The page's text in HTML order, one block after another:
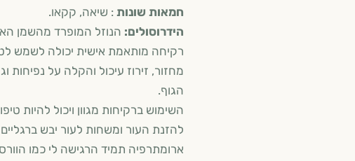
חמאות שונות : שיאה, קקאו.
הידרוסולים: הנוזל המופרד מהשמן
רקיחה מותאמת אישית יכולה לשמש
מחזור, זירוז עיכול והקלה על נפיחות
הגוף.
השימוש ברקיחות מגוון ויכול להיות
להזנת העור ומשחות לעור יבש
ארומתרפיה תמיד הרגישה לי כמו